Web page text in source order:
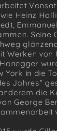
Heinz
Seine
Werken von
York in die
Jahres“
die
George